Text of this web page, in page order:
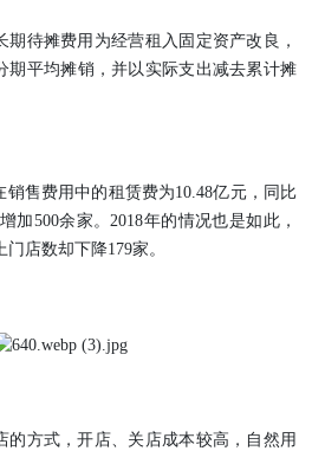
待摊费用为经营租入固定资产改良，
期平均摊销，并以实际支出减去累计摊
销售费用中的租赁费为10.48亿元，同比
加500余家。2018年的情况也是如此，
店数却下降179家。
的方式，开店、关店成本较高，自然用